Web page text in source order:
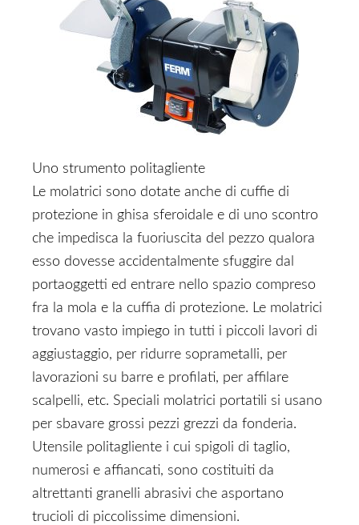
Uno strumento politagliente
Le molatrici sono dotate anche di cuffie di
protezione in ghisa sferoidale e di uno scontro
che impedisca la fuoriuscita del pezzo qualora
esso dovesse accidentalmente sfuggire dal
portaoggetti ed entrare nello spazio compreso
fra la mola e la cuffia di protezione. Le molatrici
trovano vasto impiego in tutti i piccoli lavori di
aggiustaggio, per ridurre soprametalli, per
lavorazioni su barre e profilati, per affilare
scalpelli, etc. Speciali molatrici portatili si usano
per sbavare grossi pezzi grezzi da fonderia.
Utensile politagliente i cui spigoli di taglio,
numerosi e affiancati, sono costituiti da
altrettanti granelli abrasivi che asportano
trucioli di piccolissime dimensioni.